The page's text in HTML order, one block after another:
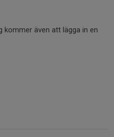
kommer även att lägga in en